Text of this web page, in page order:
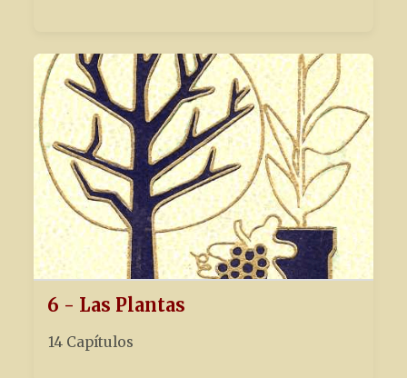
6 - Las Plantas
14 Capítulos